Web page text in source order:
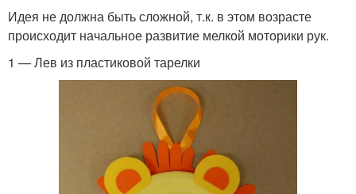
Идея не должна быть сложной, т.к. в этом возрасте
происходит начальное развитие мелкой моторики рук.
1 — Лев из пластиковой тарелки